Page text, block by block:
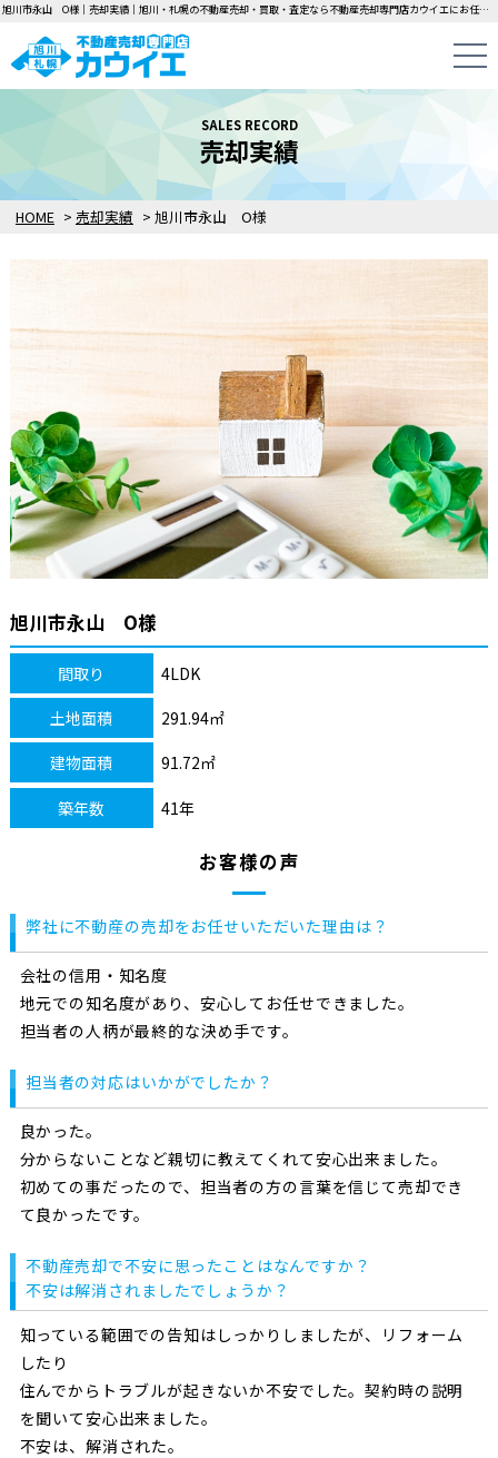
旭川市永山 O様｜売却実績｜旭川・札幌の不動産売却・買取・査定なら不動産売却専門店カウイエにお任せください！中古一戸建て・マンション・土地の即日無料査定・即金買取を行っています！
HOME > 売却実績 > 旭川市永山 O様
SALES RECORD
売却実績
旭川市永山 O様
間取り 4LDK
土地面積 291.94㎡
建物面積 91.72㎡
築年数 41年
お客様の声
弊社に不動産の売却をお任せいただいた理由は？
会社の信用・知名度
地元での知名度があり、安心してお任せできました。
担当者の人柄が最終的な決め手です。
担当者の対応はいかがでしたか？
良かった。
分からないことなど親切に教えてくれて安心出来ました。
初めての事だったので、担当者の方の言葉を信じて売却でき
て良かったです。
不動産売却で不安に思ったことはなんですか？
不安は解消されましたでしょうか？
知っている範囲での告知はしっかりしましたが、リフォーム
したり
住んでからトラブルが起きないか不安でした。契約時の説明
を聞いて安心出来ました。
不安は、解消された。